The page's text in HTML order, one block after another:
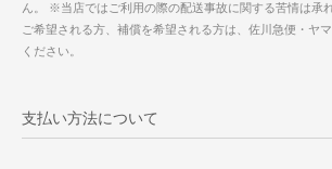
ん。 ※当店ではご利用の際の配送事故に関する苦情は承
ご希望される方、補償を希望される方は、佐川急便・ヤ
ください。
支払い方法について